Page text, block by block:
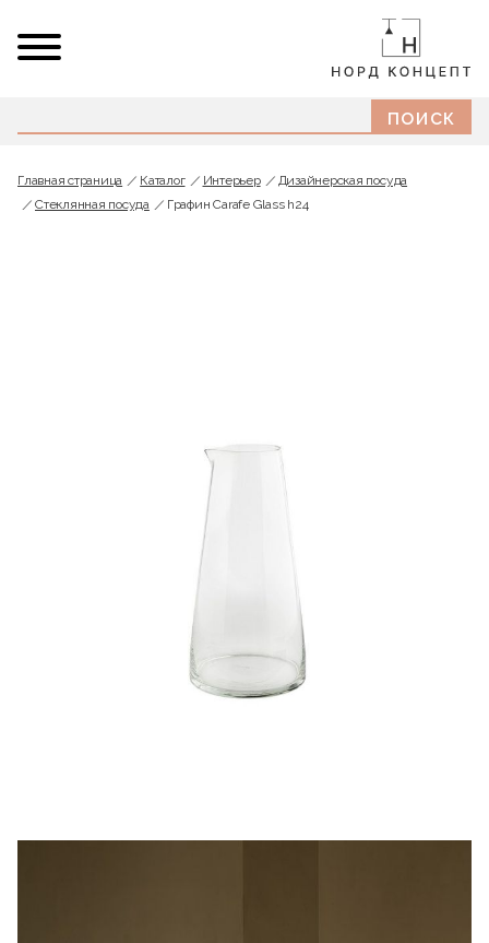
Главная страница Каталог Интерьер
Дизайнерская посуда
Стеклянная посуда
Графин Carafe Glass h24